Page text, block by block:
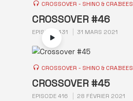
CROSSOVER - SHINO & CRABEES
CROSSOVER #46
EPISODE 431 31 MARS 2021
CROSSOVER - SHINO & CRABEES
CROSSOVER #45
EPISODE 416 28 FÉVRIER 2021